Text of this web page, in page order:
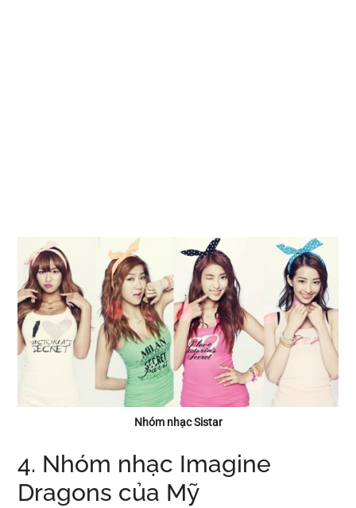
Nhóm nhạc Sistar
4. Nhóm nhạc Imagine
Dragons của Mỹ